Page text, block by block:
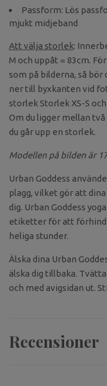
Passform: Lös
mjukt midjeband
Att välja storlek:
M och uppåt = 83cm.
som på bilderna, så
ner till byxkanten vid
storlek Storlek XS-S
Om du ligger mellan
du går upp en storlek.
Modellen på bilden är
Urban Goddess
plagg, vilket gör att
dig. Urban Goddess
etiketter för att
heliga stunder.
Älska dina Urban
älska dig tillbaka.
och med avigsidan ut.
Recensioner